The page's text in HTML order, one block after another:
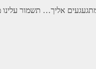
מתגעגעים אליך… תשמור